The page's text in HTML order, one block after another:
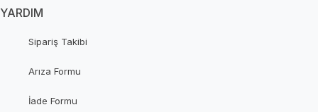
YARDIM
Sipariş Takibi
Arıza Formu
İade Formu